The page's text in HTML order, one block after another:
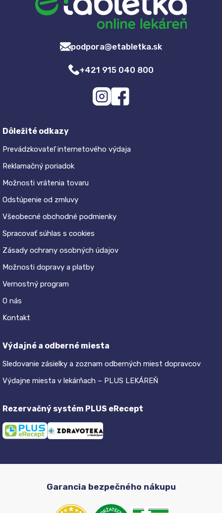
podpora@etabletka.sk
+421 915 040 800
Dôležité odkazy
Prevádzkovateľ internetového výdaja
Reklamačný poriadok
Možnosti vrátenia tovaru
Odstúpenie od zmluvy
Všeobecné obchodné podmienky
Spracovať súhlas s cookies
Zásady ochrany osobných údajov
Možnosti dopravy a platby
Vernostný program
O nás
Kontakt
Výdajné a odberné miesta
Sledovanie zásielky a zoznam odberných miest dopravcov
Výdajne miesta v lekárňach – PLUS LEKÁREŇ
Rezervačný systém PLUS eRecept
Garancia bezpečného nákupu